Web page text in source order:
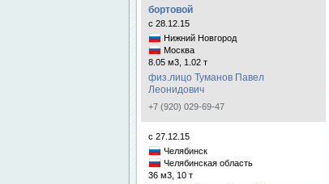
бортовой
с 28.12.15
Нижний Новгород
Москва
8.05 м3, 1.02 т
физ.лицо Туманов Павел
Леонидович
+7 (920) 029-69-47
с 27.12.15
Челябинск
Челябинская область
36 м3, 10 т